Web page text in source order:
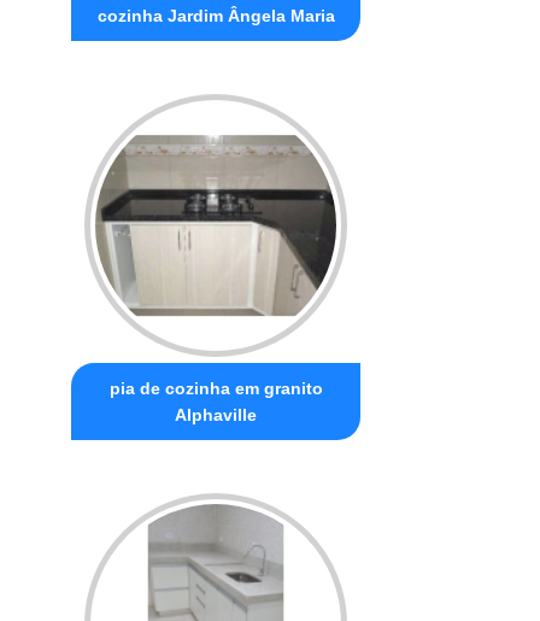
cozinha Jardim Ângela Maria
pia de cozinha em granito
Alphaville